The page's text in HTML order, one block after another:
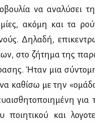
να ανα­λύ­σει
ακό­μη και τα
Δη­λα­δή,
στο ζή­τη­μα της
Ήταν μια
κα­θί­σω με την
για
και